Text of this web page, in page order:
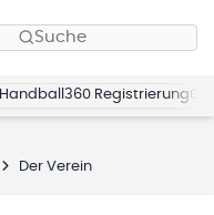
Suche
Handball360 Registrierung
Der Verein